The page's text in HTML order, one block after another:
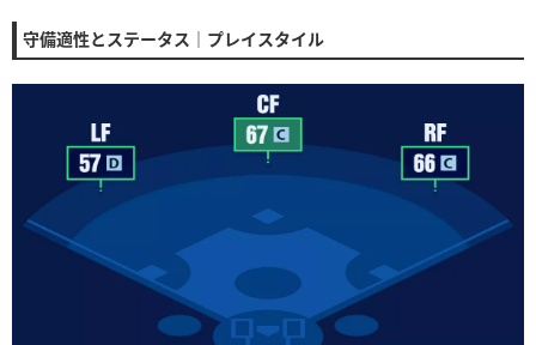
守備適性とステータス｜プレイスタイル